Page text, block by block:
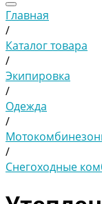
Главная
/
Каталог товара
/
Экипировка
/
Одежда
/
/
Снегоходные